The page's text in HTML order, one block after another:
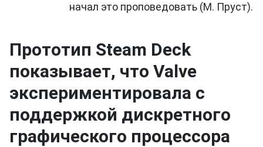
начал это проповедовать (М. Пруст).
Прототип Steam Deck
показывает, что Valve
экспериментировала с
поддержкой дискретного
графического процессора